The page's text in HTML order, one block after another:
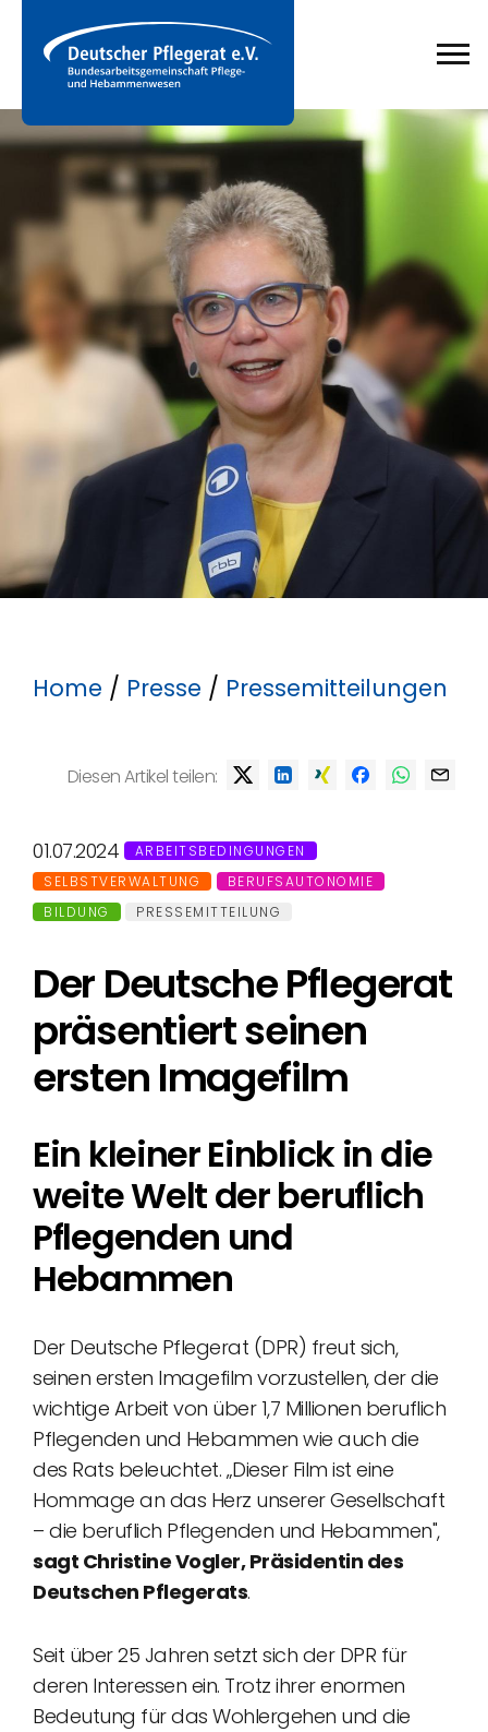
Home / Presse / Pressemitteilungen
Diesen Artikel teilen:
01.07.2024
ARBEITSBEDINGUNGEN
SELBSTVERWALTUNG
BERUFSAUTONOMIE
BILDUNG
PRESSEMITTEILUNG
Der Deutsche Pflegerat
präsentiert seinen
ersten Imagefilm
Ein kleiner Einblick in die
weite Welt der beruflich
Pflegenden und
Hebammen
Der Deutsche Pflegerat (DPR) freut sich,
seinen ersten Imagefilm vorzustellen, der die
wichtige Arbeit von über 1,7 Millionen beruflich
Pflegenden und Hebammen wie auch die
des Rats beleuchtet. „Dieser Film ist eine
Hommage an das Herz unserer Gesellschaft
– die beruflich Pflegenden und Hebammen",
sagt Christine Vogler, Präsidentin des
Deutschen Pflegerats.
Seit über 25 Jahren setzt sich der DPR für
deren Interessen ein. Trotz ihrer enormen
Bedeutung für das Wohlergehen und die